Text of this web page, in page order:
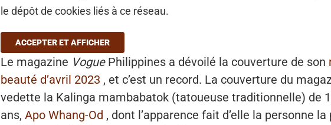
le dépôt de cookies liés à ce réseau.
ACCEPTER ET AFFICHER
Le magazine VoguePhilippines a dévoilé la couverture de son
beauté d’avril 2023 , et c’est un record. La couverture du
vedette la Kalinga mambabatok (tatoueuse traditionnelle) de
ans, Apo Whang-Od , dont l’apparence fait d’elle la personne la